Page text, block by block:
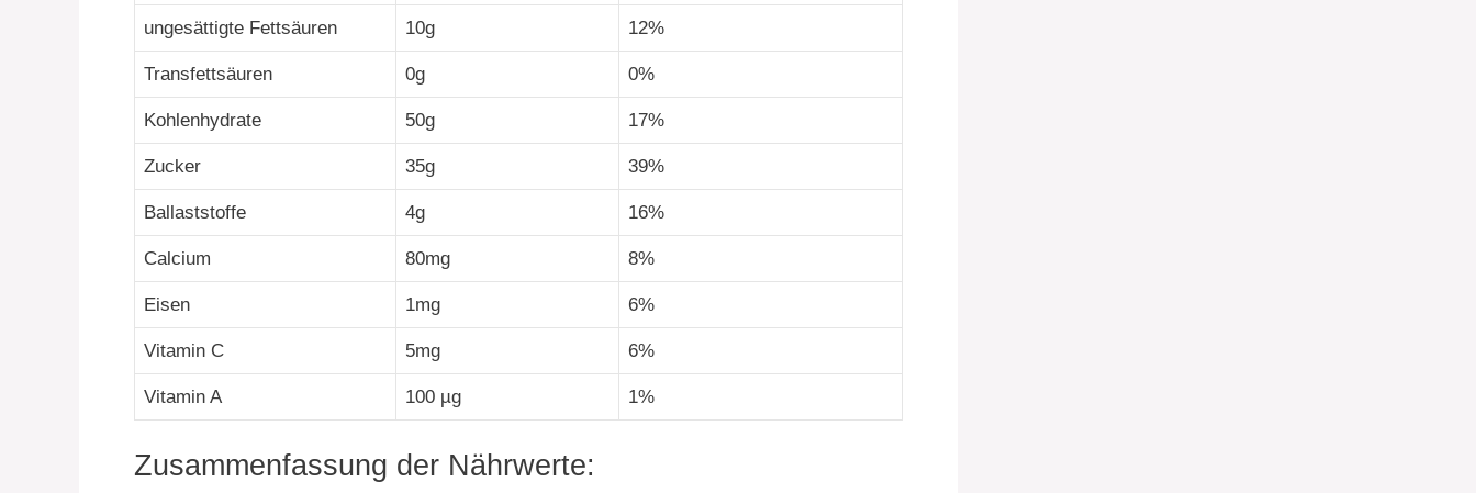
ungesättigte Fettsäuren 10g 12%
Transfettsäuren 0g 0%
Kohlenhydrate 50g 17%
Zucker 35g 39%
Ballaststoffe 4g 16%
Calcium 80mg 8%
Eisen 1mg 6%
Vitamin C 5mg 6%
Vitamin A 100 µg 1%
Zusammenfassung der Nährwerte: